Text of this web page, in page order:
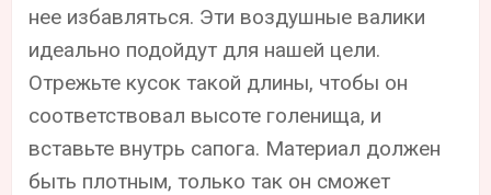
нее избавляться. Эти воздушные валики
идеально подойдут для нашей цели.
Отрежьте кусок такой длины, чтобы он
соответствовал высоте голенища, и
вставьте внутрь сапога. Материал должен
быть плотным, только так он сможет